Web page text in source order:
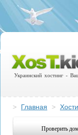
Украинский хостинг -
> Главная >
Проверить